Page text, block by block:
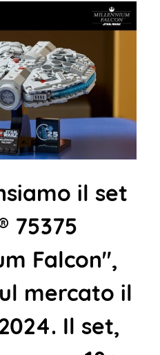
il set
75375
Falcon",
mercato il
Il set,